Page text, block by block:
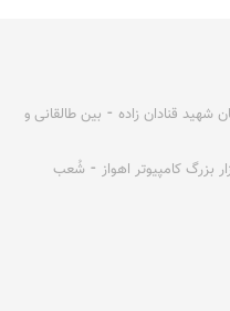
شهید قنادان زاده ⁃ بین طالقانی و
بزرگ کامپیوتر اهواز ⁃ شُعب